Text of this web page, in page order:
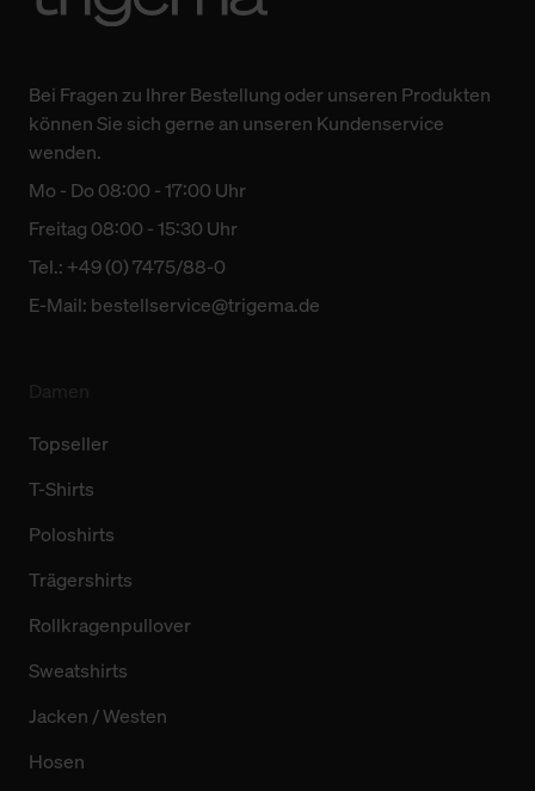
Bei Fragen zu Ihrer Bestellung oder unseren Produkten
können Sie sich gerne an unseren Kundenservice
wenden.
Mo - Do 08:00 - 17:00 Uhr
Freitag 08:00 - 15:30 Uhr
Tel.: +49 (0) 7475/88-0
E-Mail: bestellservice@trigema.de
Topseller
T-Shirts
Poloshirts
Trägershirts
Rollkragenpullover
Sweatshirts
Jacken / Westen
Hosen